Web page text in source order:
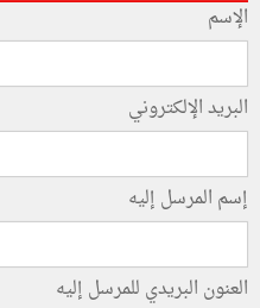
الإسم
البريد الإلكتروني
إسم المرسل إليه
العنون البريدي للمرسل إليه